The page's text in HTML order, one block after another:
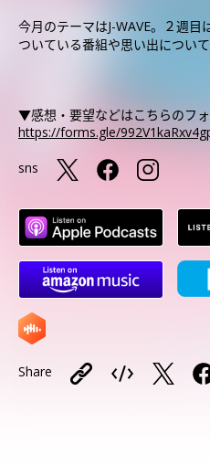
今月のテーマはJ-WAVE。２週
ついている番組や思い出につい
▼感想・要望などはこちらのフ
https://forms.gle/
sns
Share